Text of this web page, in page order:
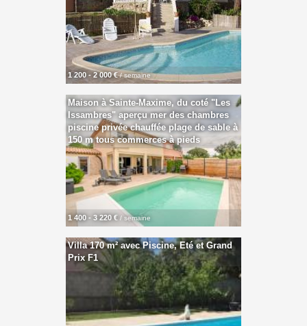
1 200 - 2 000 €/ semaine
Maison à Sainte-Maxime, du coté "Les
Issambres" aperçu mer des chambres
piscine privée chauffée plage de sable à
150 m tous commerces à pieds
1 400 - 3 220 € / semaine
Villa 170 m² avec Piscine, Eté et Grand
Prix F1